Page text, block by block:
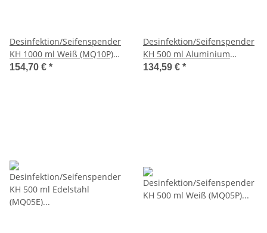
Desinfektion/Seifenspender
KH 1000 ml Weiß (MQ10P)
(MediQo-line)
154,70 € *
Desinfektion/Seifenspender
KH 500 ml Aluminium
(MQ05A) (MediQo-line)
134,59 € *